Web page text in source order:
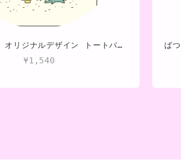
ばつ丸Cafe オリジナルデザイン トートバッグ
¥1,540